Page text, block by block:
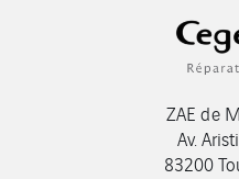
ZAE de
Av.
83200